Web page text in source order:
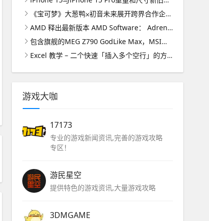
《宝可梦》大葱鸭⨉初音未来展开跨界合作企划「Project Voltage」 并公开多首原创歌曲
AMD 释出最新版本 AMD Software： Adrenalin Edition 驱动软件为《星空 Starfield》带来效能提升
包含旗舰的MEG Z790 GodLike Max，MSI计划为 Raptor Lake-S Refresh 推 6 款 Z790 芯片主板
Excel 教学 – 二个快速「插入多个空行」的方法，Windows/macOS 版都适用
游戏大咖
17173
专业的游戏新闻资讯,完善的游戏攻略
专区！
游民星空
提供特色的游戏资讯,大量游戏攻略
3DMGAME